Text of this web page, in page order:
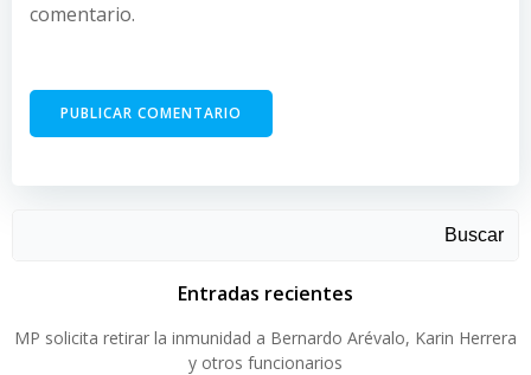
comentario.
Buscar
Entradas recientes
MP solicita retirar la inmunidad a Bernardo Arévalo, Karin Herrera
y otros funcionarios